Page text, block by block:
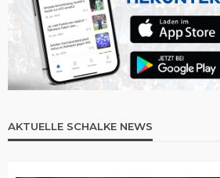
AKTUELLE SCHALKE NEWS